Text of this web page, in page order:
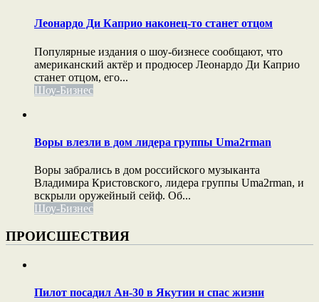
Леонардо Ди Каприо наконец-то станет отцом
Популярные издания о шоу-бизнесе сообщают, что
американский актёр и продюсер Леонардо Ди Каприо
станет отцом, его...
Шоу-Бизнес
Воры влезли в дом лидера группы Uma2rman
Воры забрались в дом российского музыканта
Владимира Кристовского, лидера группы Uma2rman, и
вскрыли оружейный сейф. Об...
Шоу-Бизнес
ПРОИСШЕСТВИЯ
Пилот посадил Ан-30 в Якутии и спас жизни